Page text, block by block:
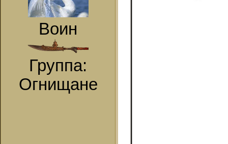
Воин
Группа:
Огнищане